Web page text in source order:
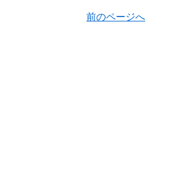
前のページへ